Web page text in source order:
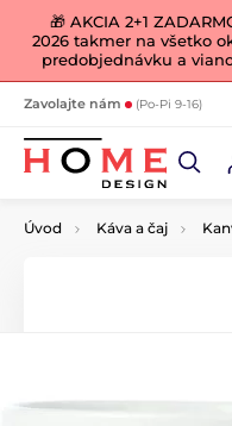
🎁 AKCIA 2+1
2026 takmer na všetko
predobjednávku a
Zavolajte nám (Po-Pi 9-16)
Úvod Káva a čaj